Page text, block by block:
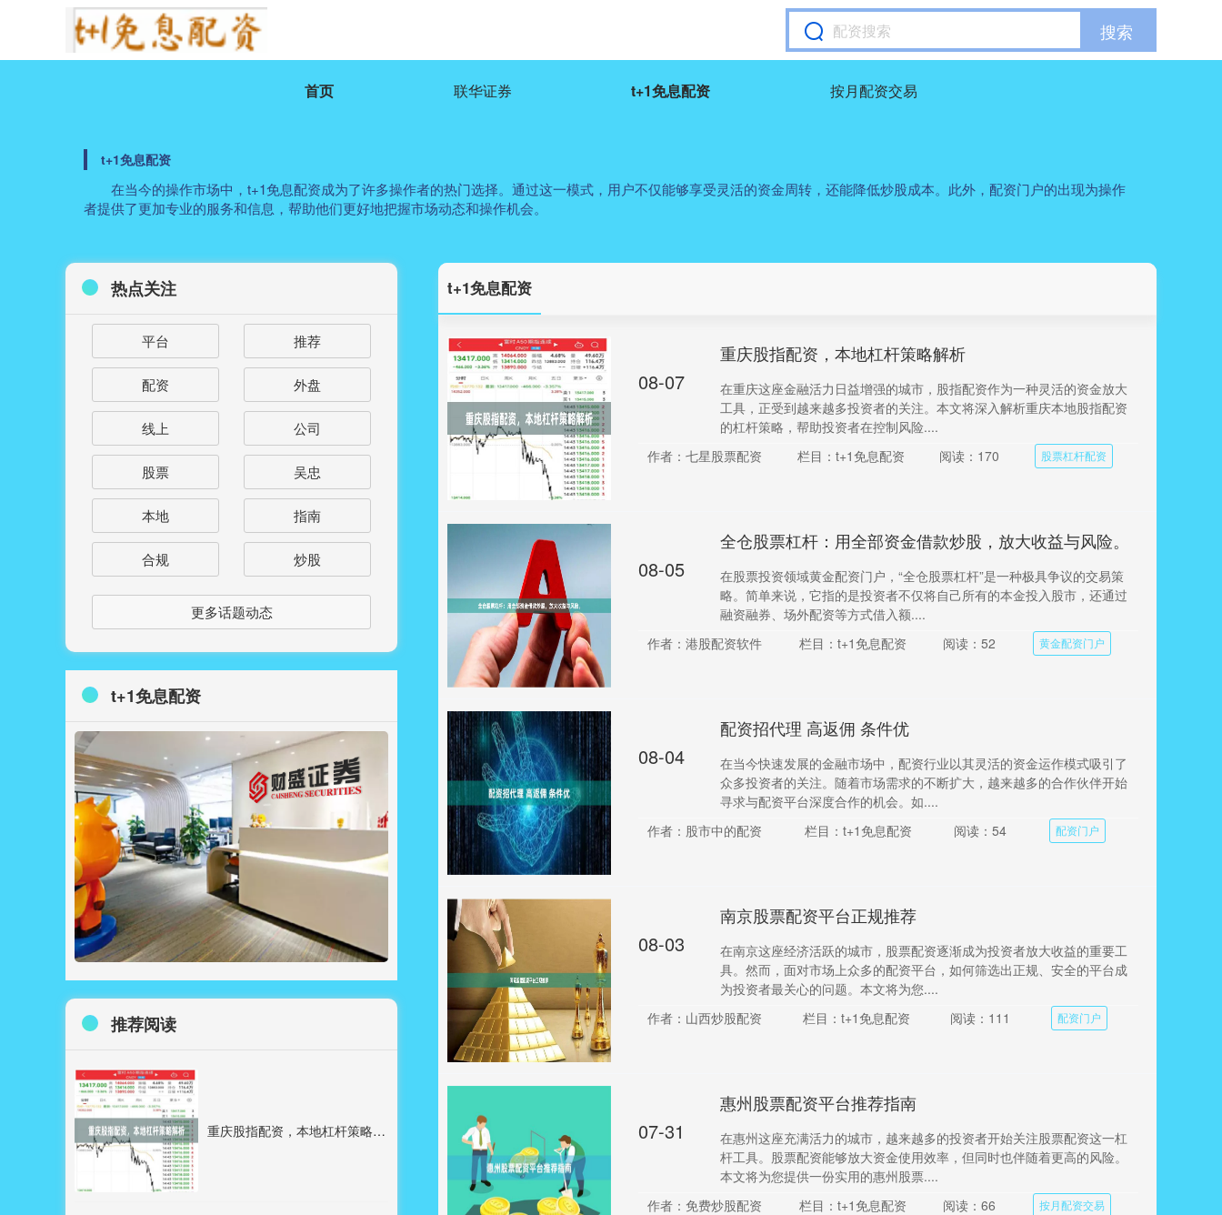
搜索
首页 联华证券 t+1免息配资 按月配资交易
t+1免息配资
在当今的操作市场中，t+1免息配资成为了许多操作者的热门选择。通过这一模式，用户不仅能够享受灵活的资金周转，还能降低炒股成本。此外，配资门户的出现为操作
者提供了更加专业的服务和信息，帮助他们更好地把握市场动态和操作机会。
t+1免息配资
08-07
重庆股指配资，本地杠杆策略解析
在重庆这座金融活力日益增强的城市，股指配资作为一种灵活的资金放大
工具，正受到越来越多投资者的关注。本文将深入解析重庆本地股指配资
的杠杆策略，帮助投资者在控制风险....
作者：七星股票配资
栏目：t+1免息配资 阅读：170 股票杠杆配资
08-05
全仓股票杠杆：用全部资金借款炒股，放大收益与风险。
在股票投资领域黄金配资门户，“全仓股票杠杆”是一种极具争议的交易策
略。简单来说，它指的是投资者不仅将自己所有的本金投入股市，还通过
融资融券、场外配资等方式借入额....
作者：港股配资软件
栏目：t+1免息配资 阅读：52 黄金配资门户
08-04
配资招代理 高返佣 条件优
在当今快速发展的金融市场中，配资行业以其灵活的资金运作模式吸引了
众多投资者的关注。随着市场需求的不断扩大，越来越多的合作伙伴开始
寻求与配资平台深度合作的机会。如....
作者：股市中的配资
栏目：t+1免息配资 阅读：54 配资门户
08-03
南京股票配资平台正规推荐
在南京这座经济活跃的城市，股票配资逐渐成为投资者放大收益的重要工
具。然而，面对市场上众多的配资平台，如何筛选出正规、安全的平台成
为投资者最关心的问题。本文将为您....
作者：山西炒股配资
栏目：t+1免息配资 阅读：111 配资门户
07-31
惠州股票配资平台推荐指南
在惠州这座充满活力的城市，越来越多的投资者开始关注股票配资这一杠
杆工具。股票配资能够放大资金使用效率，但同时也伴随着更高的风险。
本文将为您提供一份实用的惠州股票....
作者：免费炒股配资
栏目：t+1免息配资 阅读：66 按月配资交易
热点关注
平台 推荐
配资 外盘
线上 公司
股票 吴忠
本地 指南
合规 炒股
更多话题动态
t+1免息配资
推荐阅读
重庆股指配资，本地杠杆策略解析